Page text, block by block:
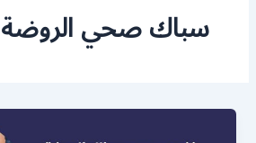
سباك صحي الروضة